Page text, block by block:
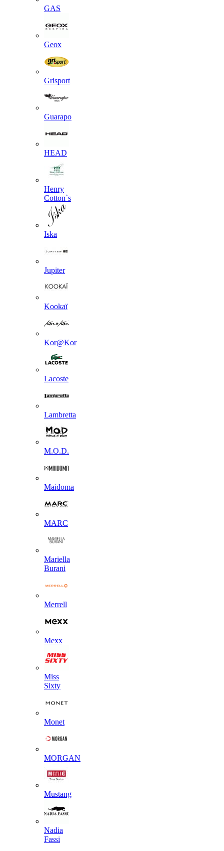
GAS
Geox
Grisport
Guarapo
HEAD
Henry
Cotton`s
Iska
Jupiter
Kookaї
Kor@Kor
Lacoste
Lambretta
M.O.D.
Maidoma
MARC
Mariella
Burani
Merrell
Mexx
Miss
Sixty
Monet
MORGAN
Mustang
Nadia
Fassi